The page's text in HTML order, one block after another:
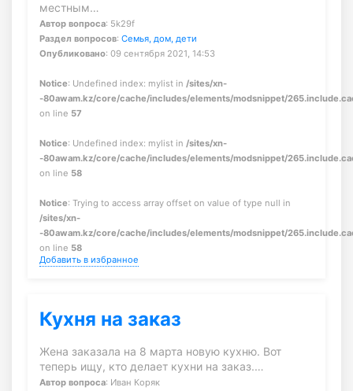
местным…
Автор вопроса: 5k29f
Раздел вопросов: Семья, дом, дети
Опубликовано: 09 сентября 2021, 14:53
Notice: Undefined index: mylist in /sites/xn-
-80awam.kz/core/cache/includes/elements/modsnippet/
on line 57
Notice: Undefined index: mylist in /sites/xn-
-80awam.kz/core/cache/includes/elements/modsnippet/
on line 58
Notice: Trying to access array offset on value of type null in
/sites/xn-
-80awam.kz/core/cache/includes/elements/modsnippet/
on line 58
Добавить в избранное
Кухня на заказ
Жена заказала на 8 марта новую кухню. Вот
теперь ищу, кто делает кухни на заказ.…
Автор вопроса: Иван Коряк